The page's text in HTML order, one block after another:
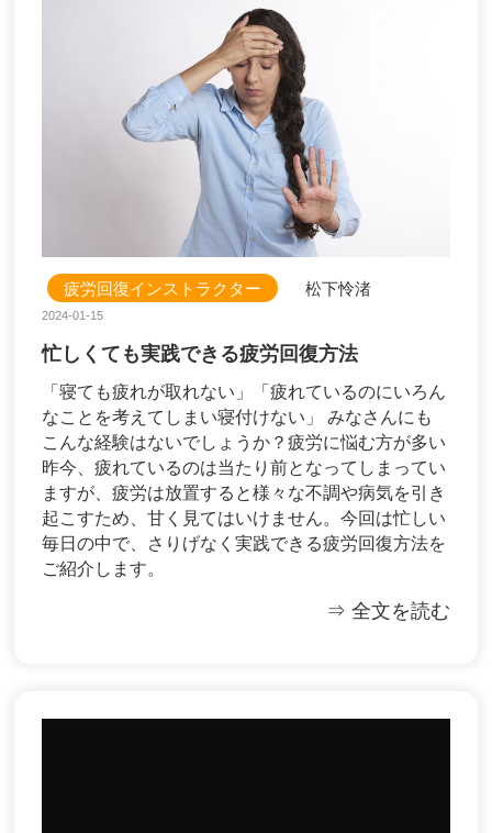
疲労回復インストラクター 松下怜渚
2024-01-15
忙しくても実践できる疲労回復方法
「寝ても疲れが取れない」「疲れているのにいろん
なことを考えてしまい寝付けない」 みなさんにも
こんな経験はないでしょうか？疲労に悩む方が多い
昨今、疲れているのは当たり前となってしまってい
ますが、疲労は放置すると様々な不調や病気を引き
起こすため、甘く見てはいけません。今回は忙しい
毎日の中で、さりげなく実践できる疲労回復方法を
ご紹介します。
⇒ 全文を読む